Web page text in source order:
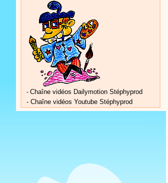
- Chaîne vidéos Dailymotion Stéphyprod
- Chaîne vidéos Youtube Stéphyprod